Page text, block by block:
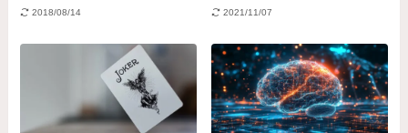
2018/08/14 2021/11/07